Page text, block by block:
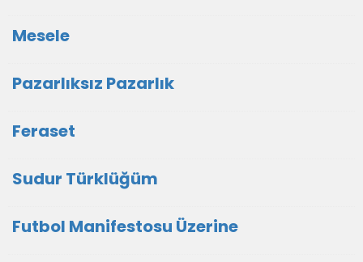
Mesele
Pazarlıksız Pazarlık
Feraset
Sudur Türklüğüm
Futbol Manifestosu Üzerine